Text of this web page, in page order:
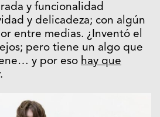
y funcionalidad
y delicadeza; con algún
entre medias. ¿Inventó el
pero tiene un algo que
y por eso hay que
.